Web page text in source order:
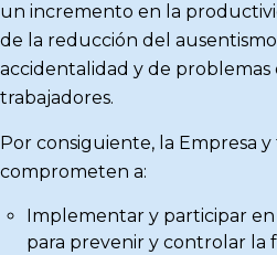
un incremento en la
de la reducción del
accidentalidad y de problemas
trabajadores.
Por consiguiente, la Empresa
comprometen a:
Implementar y participar en
para prevenir y controlar la